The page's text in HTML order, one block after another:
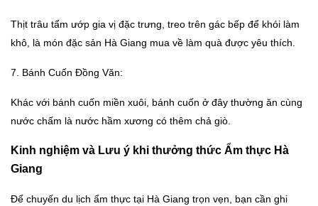
Thịt trâu tẩm ướp gia vị đặc trưng, treo trên gác bếp để khói làm
khô, là món đặc sản Hà Giang mua về làm quà được yêu thích.
7. Bánh Cuốn Đồng Văn:
Khác với bánh cuốn miền xuôi, bánh cuốn ở đây thường ăn cùng
nước chấm là nước hầm xương có thêm chả giò.
Kinh nghiệm và Lưu ý khi thưởng thức Ẩm thực Hà
Giang
Để chuyến du lịch ẩm thực tại Hà Giang trọn vẹn, bạn cần ghi